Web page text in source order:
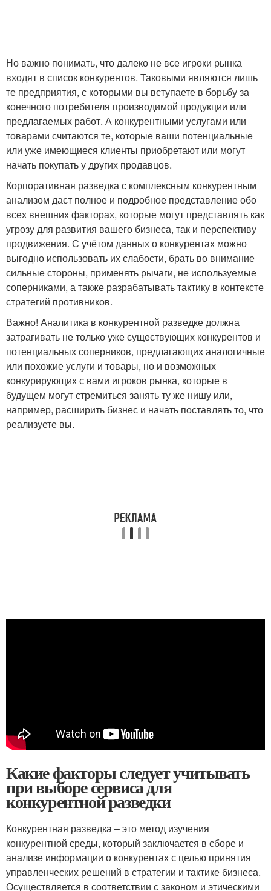
Но важно понимать, что далеко не все игроки рынка
входят в список конкурентов. Таковыми являются лишь
те предприятия, с которыми вы вступаете в борьбу за
конечного потребителя производимой продукции или
предлагаемых работ. А конкурентными услугами или
товарами считаются те, которые ваши потенциальные
или уже имеющиеся клиенты приобретают или могут
начать покупать у других продавцов.
Корпоративная разведка с комплексным конкурентным
анализом даст полное и подробное представление обо
всех внешних факторах, которые могут представлять как
угрозу для развития вашего бизнеса, так и перспективу
продвижения. С учётом данных о конкурентах можно
выгодно использовать их слабости, брать во внимание
сильные стороны, применять рычаги, не используемые
соперниками, а также разрабатывать тактику в контексте
стратегий противников.
Важно! Аналитика в конкурентной разведке должна
затрагивать не только уже существующих конкурентов и
потенциальных соперников, предлагающих аналогичные
или похожие услуги и товары, но и возможных
конкурирующих с вами игроков рынка, которые в
будущем могут стремиться занять ту же нишу или,
например, расширить бизнес и начать поставлять то, что
реализуете вы.
Какие факторы следует учитывать
при выборе сервиса для
конкурентной разведки
Конкурентная разведка – это метод изучения
конкурентной среды, который заключается в сборе и
анализе информации о конкурентах с целью принятия
управленческих решений в стратегии и тактике бизнеса.
Осуществляется в соответствии с законом и этическими